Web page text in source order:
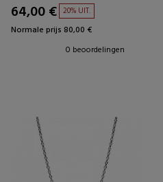
64,00 € 20% UIT.
Normale prijs 80,00 €
0 beoordelingen